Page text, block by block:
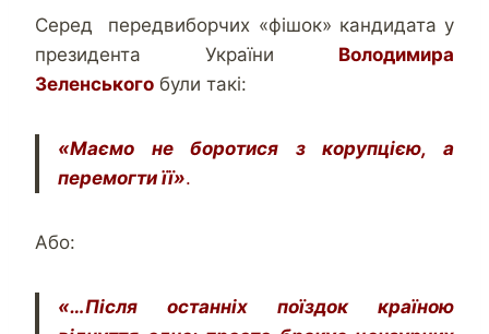
Серед передвиборчих «фішок» кандидата у
президента України Володимира
Зеленського були такі:
«Маємо не боротися з корупцією, а
перемогти її».
Або:
«…Після останніх поїздок країною